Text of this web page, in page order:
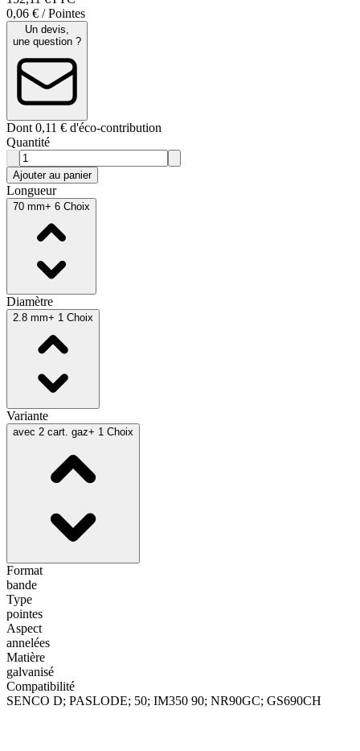
0,06 € / Pointes
Un devis,
une question ?
Dont 0,11 € d'éco-contribution
Quantité
Ajouter au panier
Longueur
70 mm+ 6 Choix
Diamètre
2.8 mm+ 1 Choix
Variante
avec 2 cart. gaz+ 1 Choix
Format
bande
Type
pointes
Aspect
annelées
Matière
galvanisé
Compatibilité
SENCO D; PASLODE; 50; IM350 90; NR90GC; GS690CH